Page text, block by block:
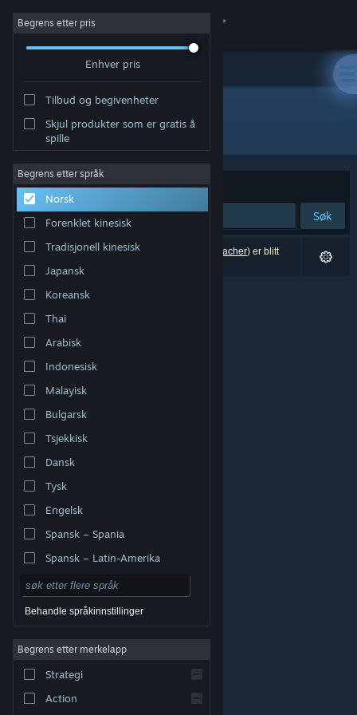
Logg inn
Om
Kundestøtte
Bytt språk
Skaff deg Steam-appen på mobil
Vis skrivebordsversjon
© Valve Corporation. Alle rettigheter reservert. Alle
Retningslinjer for personvern
Tilgjengelighet
|Steams abonnementsavtale
Refusjoner
Begrens etter pris
Enhver pris
Tilbud og begivenheter
Skjul produkter som er gratis å
spille
Begrens etter språk
Norsk
Forenklet kinesisk
Tradisjonell kinesisk
Japansk
Koreansk
Thai
Arabisk
Indonesisk
Malayisk
Bulgarsk
Tsjekkisk
Dansk
Tysk
Engelsk
Spansk – Spania
Spansk – Latin-Amerika
Behandle språkinnstillinger
Begrens etter merkelapp
Strategi
Action
"VRCVideoCacher"
Sorter etter Relevans
Søk
0 treff på søket. 1 produkt (inkludert VRCVideoCacher) er blitt
utelukket basert på dine innstillinger.